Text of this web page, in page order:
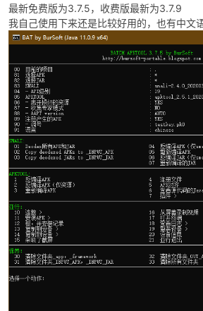
最新免费版为3.7.5，收费版最新为3.7.9
我自己使用下来还是比较好用的，也有中文语